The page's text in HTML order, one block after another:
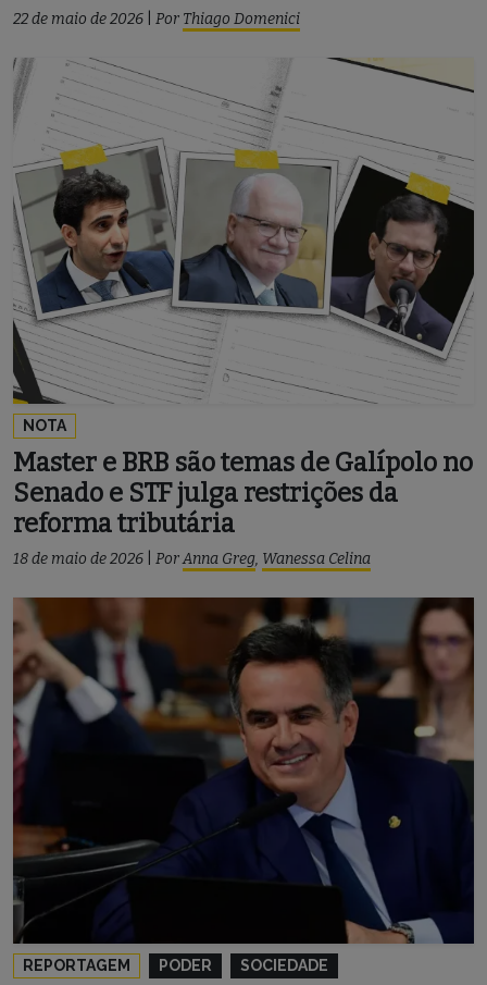
22 de maio de 2026 Por Thiago Domenici
NOTA
Master e BRB são temas de Galípolo no
Senado e STF julga restrições da
reforma tributária
18 de maio de 2026 PorAnna Greg, Wanessa Celina
REPORTAGEM PODER SOCIEDADE